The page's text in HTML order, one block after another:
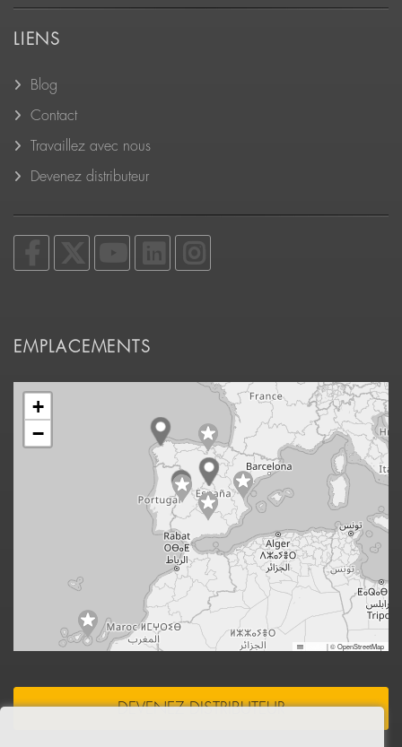
LIENS
Blog
Contact
Travaillez avec nous
Devenez distributeur
EMPLACEMENTS
+
−
|© OpenStreetMap
DEVENEZ DISTRIBUTEUR